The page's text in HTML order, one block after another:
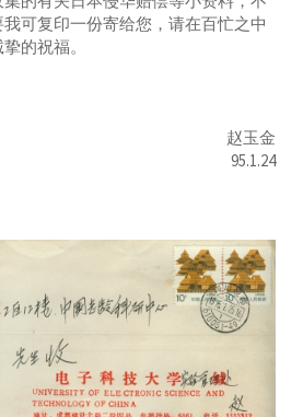
可复印一份寄给您，请在百忙之中
的祝福。
赵玉金
95.1.24